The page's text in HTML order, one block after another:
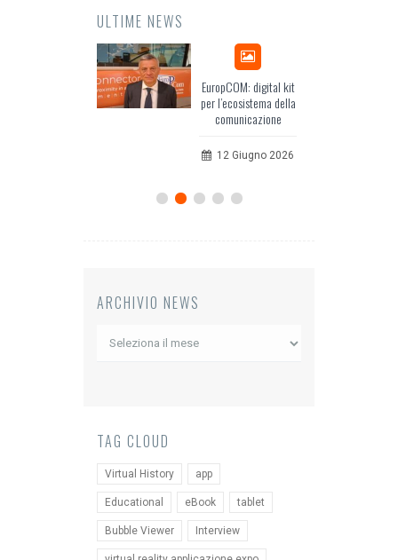
ULTIME NEWS
EuropCOM: digital kit
per l’ecosistema della
comunicazione
12 Giugno 2026
ARCHIVIO NEWS
TAG CLOUD
Virtual History app
Educational eBook tablet
Bubble Viewer Interview